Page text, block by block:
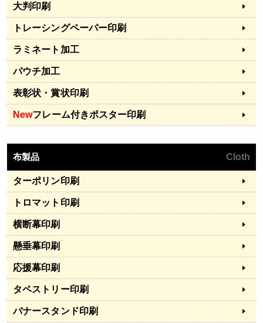
大判印刷
トレーシングペーパー印刷
ラミネート加工
パウチ加工
表彰状・賞状印刷
Newフレーム付きポスター印刷
布製品 Cloth
ターポリン印刷
トロマット印刷
横断幕印刷
懸垂幕印刷
応援幕印刷
タペストリー印刷
バナースタンド印刷